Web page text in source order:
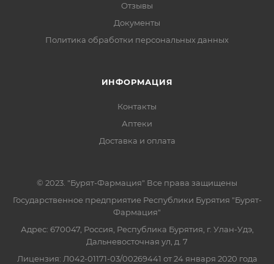
Отзывы
Документы
Политика обработки персональных данных
ИНФОРМАЦИЯ
Контакты
Аптеки
Доставка и оплата
© 2023. "Бурят-Фармация" Все права защищены
Государственное предприятие Республики Бурятия "Бурят-
Фармация"
Адрес: 670047, Россия, Республика Бурятия, г. Улан-Удэ,
Дальневосточная ул, д. 7
Лицензия: Л042-01171-03/00269441 от 24 января 2020 года